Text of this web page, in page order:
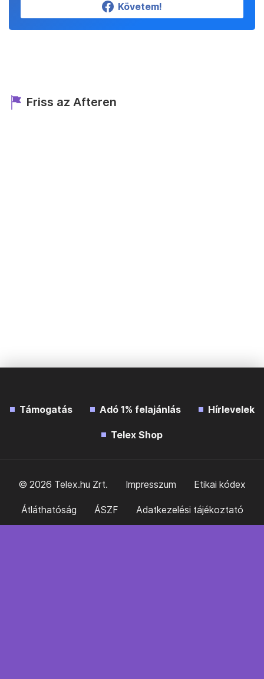
Követem!
Friss az Afteren
Támogatás Adó 1% felajánlás Hírlevelek
Telex Shop
© 2026 Telex.hu Zrt. Impresszum Etikai kódex
Átláthatóság ÁSZF Adatkezelési tájékoztató